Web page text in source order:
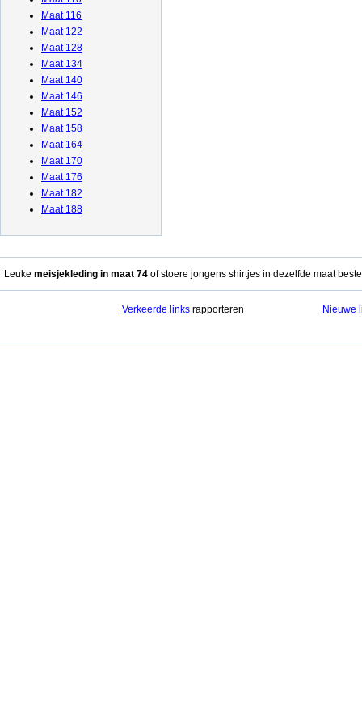
Maat 116
Maat 122
Maat 128
Maat 134
Maat 140
Maat 146
Maat 152
Maat 158
Maat 164
Maat 170
Maat 176
Maat 182
Maat 188
Leuke meisjekleding in maat 74 of stoere jongens shirtjes in dezelfde maat
Verkeerde links rapporteren Nieuwe